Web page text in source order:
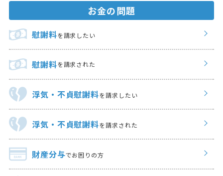
お金の問題
慰謝料を請求したい
慰謝料を請求された
浮気・不貞慰謝料を請求したい
浮気・不貞慰謝料を請求された
財産分与でお困りの方